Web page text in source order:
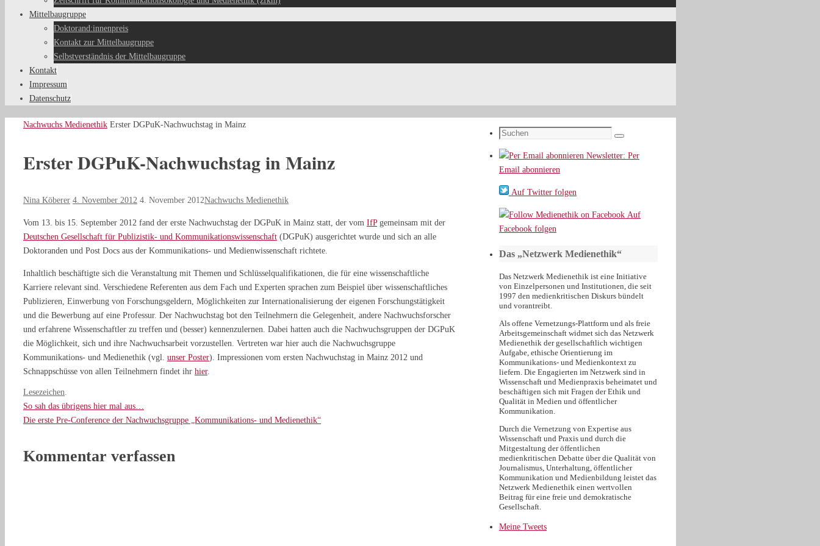
Mittelbaugruppe
Doktorand:innenpreis
Kontakt zur Mittelbaugruppe
Selbstverständnis der Mittelbaugruppe
Kontakt
Impressum
Datenschutz
Start
Nachwuchs Medienethik Erster DGPuK-Nachwuchstag in Mainz
Erster DGPuK-Nachwuchstag in Mainz
Nina Köberer 4. November 2012 4. November 2012Nachwuchs Medienethik
Vom 13. bis 15. September 2012 fand der erste Nachwuchstag der DGPuK in Mainz statt, der vom IfPgemeinsam mit der
Deutschen Gesellschaft für Publizistik- und Kommunikationswissenschaft (DGPuK) ausgerichtet wurde und sich an alle
Doktoranden und Post Docs aus der Kommunikations- und Medienwissenschaft richtete.
Inhaltlich beschäftigte sich die Veranstaltung mit Themen und Schlüsselqualifikationen, die für eine wissenschaftliche
Karriere relevant sind. Verschiedene Referenten aus dem Fach und Experten sprachen zum Beispiel über wissenschaftliches
Publizieren, Einwerbung von Forschungsgeldern, Möglichkeiten zur Internationalisierung der eigenen Forschungstätigkeit
und die Bewerbung auf eine Professur. Der Nachwuchstag bot den Teilnehmern die Gelegenheit, andere Nachwuchsforscher
und erfahrene Wissenschaftler zu treffen und (besser) kennenzulernen. Dabei hatten auch die Nachwuchsgruppen der DGPuK
die Möglichkeit, sich und ihre Nachwuchsarbeit vorzustellen. Vertreten war hier auch die Nachwuchsgruppe
Kommunikations- und Medienethik (vgl. unser Poster). Impressionen vom ersten Nachwuchstag in Mainz 2012 und
Schnappschüsse von allen Teilnehmern findet ihr hier.
Lesezeichen
So sah das übrigens hier mal aus…
Die erste Pre-Conference der Nachwuchsgruppe „Kommunikations- und Medienethik“
Kommentar verfassen
Suchen
nach:
Suchen
Newsletter: Per
Email abonnieren
Auf Twitter folgen
Auf
Facebook folgen
Das „Netzwerk Medienethik“
Das Netzwerk Medienethik ist eine Initiative
von Einzelpersonen und Institutionen, die seit
1997 den medienkritischen Diskurs bündelt
und vorantreibt.
Als offene Vernetzungs-Plattform und als freie
Arbeitsgemeinschaft widmet sich das Netzwerk
Medienethik der gesellschaftlich wichtigen
Aufgabe, ethische Orientierung im
Kommunikations- und Medienkontext zu
liefern. Die Engagierten im Netzwerk sind in
Wissenschaft und Medienpraxis beheimatet und
beschäftigen sich mit Fragen der Ethik und
Qualität in Medien und öffentlicher
Kommunikation.
Durch die Vernetzung von Expertise aus
Wissenschaft und Praxis und durch die
Mitgestaltung der öffentlichen
medienkritischen Debatte über die Qualität von
Journalismus, Unterhaltung, öffentlicher
Kommunikation und Medienbildung leistet das
Netzwerk Medienethik einen wertvollen
Beitrag für eine freie und demokratische
Gesellschaft.
Meine Tweets